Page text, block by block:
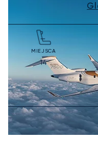
MIEJSCA
14